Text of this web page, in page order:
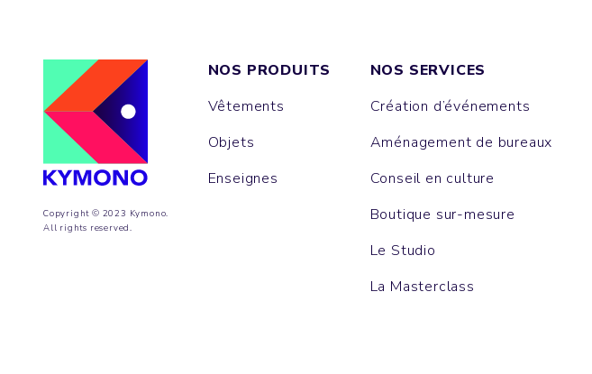
Copyright © 2023 Kymono.
All rights reserved.
NOS PRODUITS
Vêtements
Objets
Enseignes
NOS SERVICES
Création d’événements
Aménagement de bureaux
Conseil en culture
Boutique sur-mesure
Le Studio
La Masterclass